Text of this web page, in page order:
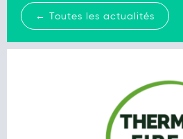
← Toutes les actualités